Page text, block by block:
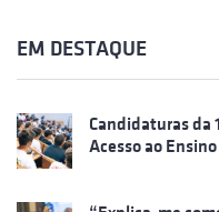
EM DESTAQUE
Candidaturas da
Acesso ao